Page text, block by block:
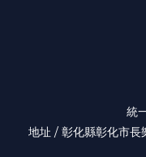
統
地址 / 彰化縣彰化市長